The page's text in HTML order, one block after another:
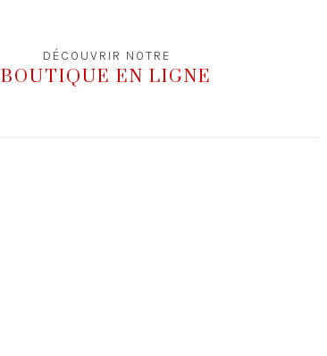
DÉCOUVRIR NOTRE
BOUTIQUE EN LIGNE